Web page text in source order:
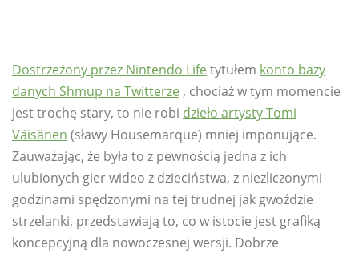
Dostrzeżony przez Nintendo Life tytułem konto bazy
danych Shmup na Twitterze , chociaż w tym momencie
jest trochę stary, to nie robi dzieło artysty Tomi
Väisänen (sławy Housemarque) mniej imponujące.
Zauważając, że była to z pewnością jedna z ich
ulubionych gier wideo z dzieciństwa, z niezliczonymi
godzinami spędzonymi na tej trudnej jak gwoździe
strzelanki, przedstawiają to, co w istocie jest grafiką
koncepcyjną dla nowoczesnej wersji. Dobrze